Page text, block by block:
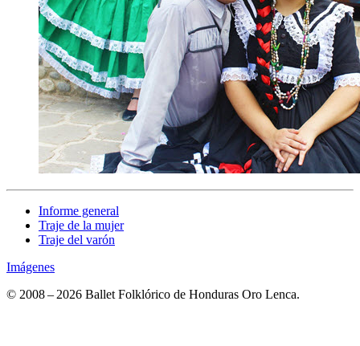
Informe general
Traje de la mujer
Traje del varón
Imágenes
© 2008 – 2026 Ballet Folklórico de Honduras Oro Lenca.